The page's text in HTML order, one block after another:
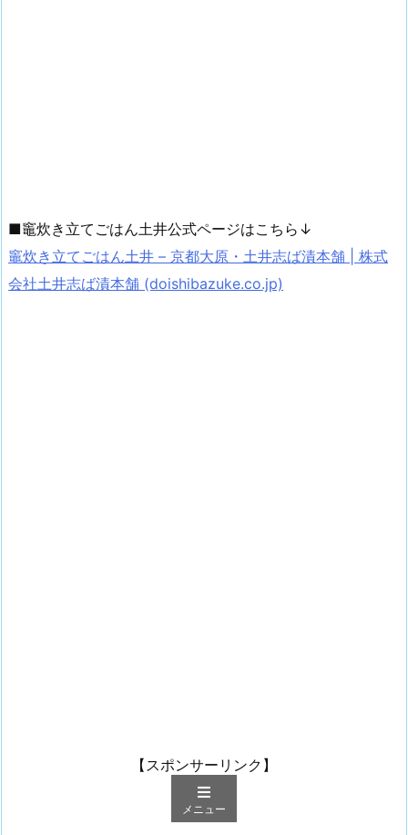
■竈炊き立てごはん土井公式ページはこちら↓
竈炊き立てごはん土井 – 京都大原・土井志ば漬本舗 | 株式
会社土井志ば漬本舗 (doishibazuke.co.jp)
【スポンサーリンク】
メニュー